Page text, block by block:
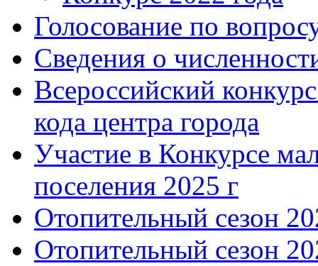
Голосование по
Сведения о
Всероссийский
кода центра города
Участие в Конкурсе
поселения 2025 г
Отопительный сезон
Отопительный сезон